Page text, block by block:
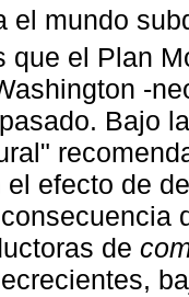
el mundo
que el Plan
-
Bajo
efecto de
de